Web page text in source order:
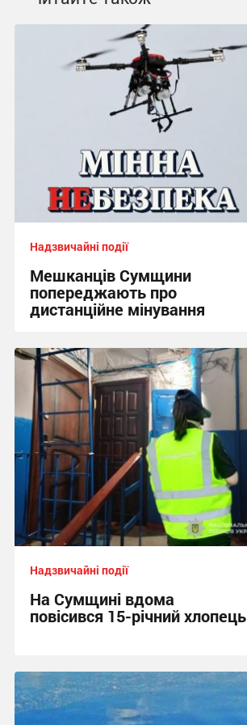
Надзвичайні події
Мешканців Сумщини
попереджають про
дистанційне мінування
10:40, 5.08.2026
Надзвичайні події
На Сумщині вдома
повісився 15-річний хлопець
10:14, 5.08.2026